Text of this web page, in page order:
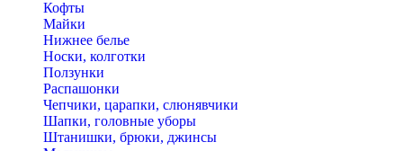
Кофты
Майки
Нижнее белье
Носки, колготки
Ползунки
Распашонки
Чепчики, царапки, слюнявчики
Шапки, головные уборы
Штанишки, брюки, джинсы